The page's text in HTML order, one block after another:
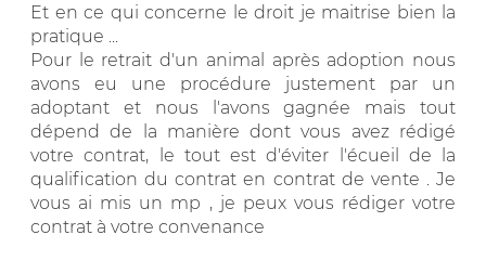
Et en ce qui concerne le droit je maitrise bien la
pratique ...
Pour le retrait d'un animal après adoption nous
avons eu une procédure justement par un
adoptant et nous l'avons gagnée mais tout
dépend de la manière dont vous avez rédigé
votre contrat, le tout est d'éviter l'écueil de la
qualification du contrat en contrat de vente . Je
vous ai mis un mp , je peux vous rédiger votre
contrat à votre convenance